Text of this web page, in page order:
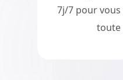
7j/7 pour
toute